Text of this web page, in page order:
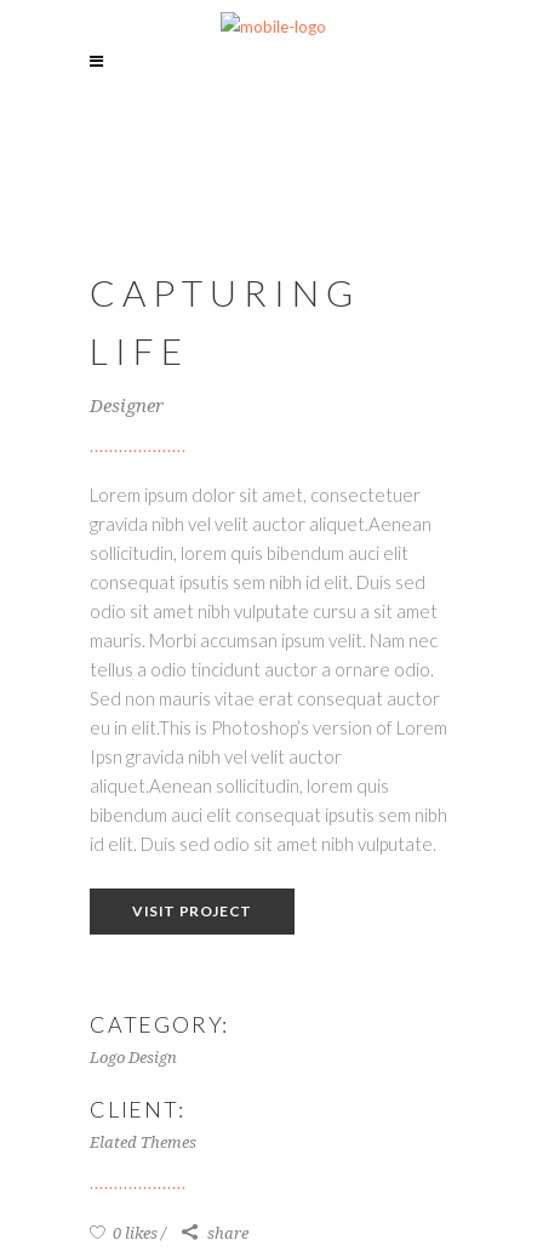
CAPTURING
LIFE
Designer
Lorem ipsum dolor sit amet, consectetuer
gravida nibh vel velit auctor aliquet.Aenean
sollicitudin, lorem quis bibendum auci elit
consequat ipsutis sem nibh id elit. Duis sed
odio sit amet nibh vulputate cursu a sit amet
mauris. Morbi accumsan ipsum velit. Nam nec
tellus a odio tincidunt auctor a ornare odio.
Sed non mauris vitae erat consequat auctor
eu in elit.This is Photoshop’s version of Lorem
Ipsn gravida nibh vel velit auctor
aliquet.Aenean sollicitudin, lorem quis
bibendum auci elit consequat ipsutis sem nibh
id elit. Duis sed odio sit amet nibh vulputate.
VISIT PROJECT
CATEGORY:
Logo Design
CLIENT:
Elated Themes
0 likes share